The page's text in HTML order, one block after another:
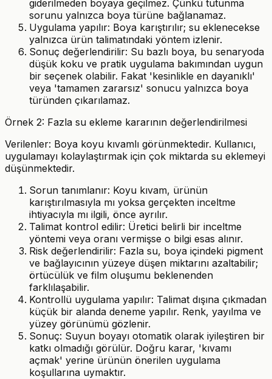
giderilmeden boyaya geçilmez. Çünkü tutunma
sorunu yalnızca boya türüne bağlanamaz.
Uygulama yapılır: Boya karıştırılır; su eklenecekse
yalnızca ürün talimatındaki yöntem izlenir.
Sonuç değerlendirilir: Su bazlı boya, bu senaryoda
düşük koku ve pratik uygulama bakımından uygun
bir seçenek olabilir. Fakat 'kesinlikle en dayanıklı'
veya 'tamamen zararsız' sonucu yalnızca boya
türünden çıkarılamaz.
Örnek 2: Fazla su ekleme kararının değerlendirilmesi
Verilenler: Boya koyu kıvamlı görünmektedir. Kullanıcı,
uygulamayı kolaylaştırmak için çok miktarda su eklemeyi
düşünmektedir.
Sorun tanımlanır: Koyu kıvam, ürünün
karıştırılmasıyla mı yoksa gerçekten inceltme
ihtiyacıyla mı ilgili, önce ayrılır.
Talimat kontrol edilir: Üretici belirli bir inceltme
yöntemi veya oranı vermişse o bilgi esas alınır.
Risk değerlendirilir: Fazla su, boya içindeki pigment
ve bağlayıcının yüzeye düşen miktarını azaltabilir;
örtücülük ve film oluşumu beklenenden
farklılaşabilir.
Kontrollü uygulama yapılır: Talimat dışına çıkmadan
küçük bir alanda deneme yapılır. Renk, yayılma ve
yüzey görünümü gözlenir.
Sonuç: Suyun boyayı otomatik olarak iyileştiren bir
katkı olmadığı görülür. Doğru karar, 'kıvamı
açmak' yerine ürünün önerilen uygulama
koşullarına uymaktır.